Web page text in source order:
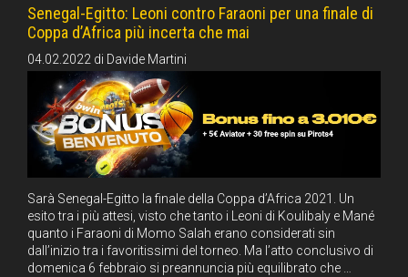
Senegal-Egitto: Leoni contro Faraoni per una finale di
Coppa d’Africa più incerta che mai
04.02.2022 di Davide Martini
Sarà Senegal-Egitto la finale della Coppa d’Africa 2021. Un
esito tra i più attesi, visto che tanto i Leoni di Koulibaly e Mané
quanto i Faraoni di Momo Salah erano considerati sin
dall’inizio tra i favoritissimi del torneo. Ma l’atto conclusivo di
domenica 6 febbraio si preannuncia più equilibrato che …